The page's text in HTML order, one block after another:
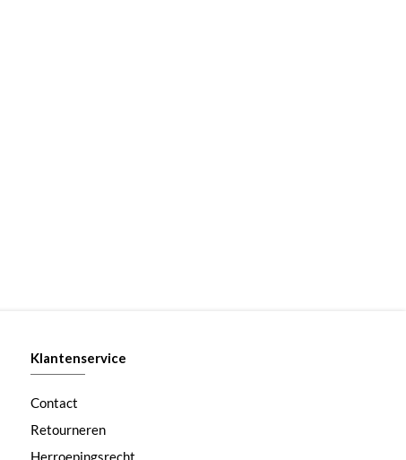
Klantenservice
Contact
Retourneren
Herroepingsrecht